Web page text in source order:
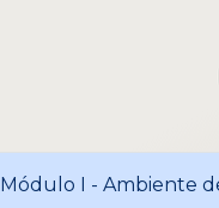
Módulo I - Ambiente